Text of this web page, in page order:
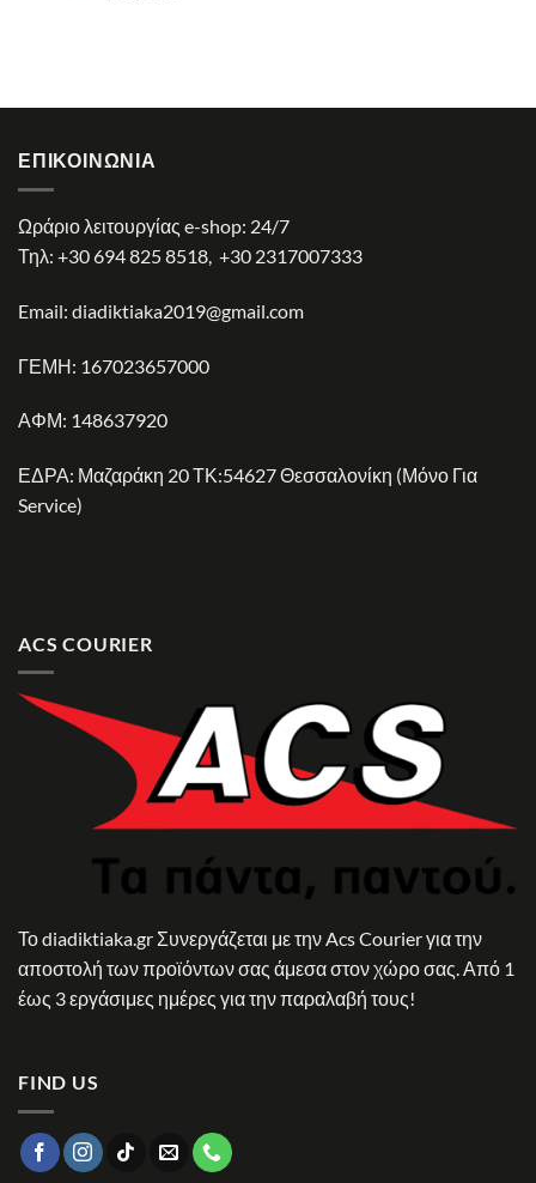
ΕΠΙΚΟΙΝΩΝΊΑ
Ωράριο λειτουργίας e-shop: 24/7
Τηλ: +30 694 825 8518, +30 2317007333
Email: diadiktiaka2019@gmail.com
ΓΕΜΗ: 167023657000
ΑΦΜ: 148637920
ΕΔΡΑ: Μαζαράκη 20 ΤΚ:54627 Θεσσαλονίκη (Μόνο Για
Service)
ACS COURIER
Το diadiktiaka.gr Συνεργάζεται με την Acs Courier για την
αποστολή των προϊόντων σας άμεσα στον χώρο σας. Από 1
έως 3 εργάσιμες ημέρες για την παραλαβή τους!
FIND US